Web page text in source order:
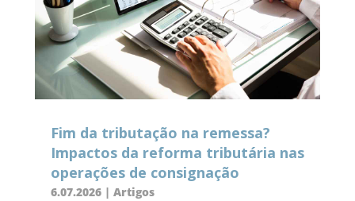
Fim da tributação na remessa?
Impactos da reforma tributária nas
operações de consignação
6.07.2026| Artigos